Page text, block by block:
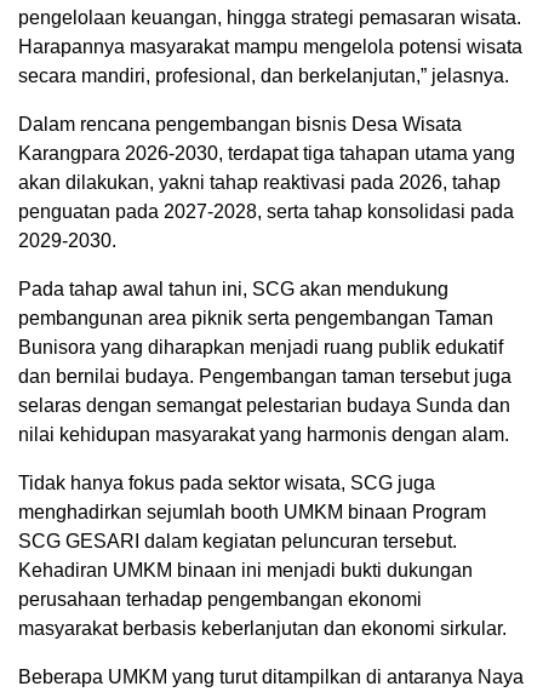
pengelolaan keuangan, hingga strategi pemasaran wisata.
Harapannya masyarakat mampu mengelola potensi wisata
secara mandiri, profesional, dan berkelanjutan,” jelasnya.
Dalam rencana pengembangan bisnis Desa Wisata
Karangpara 2026-2030, terdapat tiga tahapan utama yang
akan dilakukan, yakni tahap reaktivasi pada 2026, tahap
penguatan pada 2027-2028, serta tahap konsolidasi pada
2029-2030.
Pada tahap awal tahun ini, SCG akan mendukung
pembangunan area piknik serta pengembangan Taman
Bunisora yang diharapkan menjadi ruang publik edukatif
dan bernilai budaya. Pengembangan taman tersebut juga
selaras dengan semangat pelestarian budaya Sunda dan
nilai kehidupan masyarakat yang harmonis dengan alam.
Tidak hanya fokus pada sektor wisata, SCG juga
menghadirkan sejumlah booth UMKM binaan Program
SCG GESARI dalam kegiatan peluncuran tersebut.
Kehadiran UMKM binaan ini menjadi bukti dukungan
perusahaan terhadap pengembangan ekonomi
masyarakat berbasis keberlanjutan dan ekonomi sirkular.
Beberapa UMKM yang turut ditampilkan di antaranya Naya